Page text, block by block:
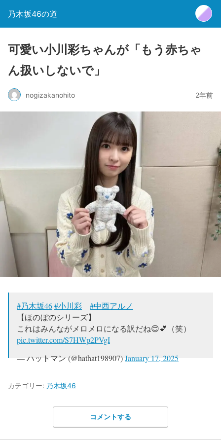
乃木坂46の道
可愛い小川彩ちゃんが「もう赤ちゃ
ん扱いしないで」
nogizakanohito 2年前
#乃木坂46#小川彩
#中西アルノ
【ほのぼのシリーズ】
これはみんながメロメロになる訳だね😊💕（笑）
pic.twitter.com/S7HWp2PVgI
— ハットマン (@hathat198907)January 17, 2025
カテゴリー: 乃木坂46
コメントする